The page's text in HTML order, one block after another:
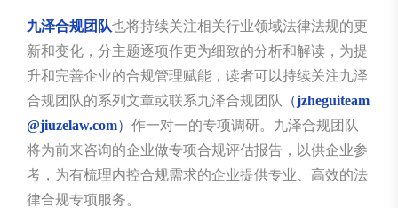
九泽合规团队也将持续关注相关行业领域法律法规的更
新和变化，分主题逐项作更为细致的分析和解读，为提
升和完善企业的合规管理赋能，读者可以持续关注九泽
合规团队的系列文章或联系九泽合规团队
（jzheguiteam
@jiuzelaw.com） 作一对一的专项调研。九泽合规团队
将为前来咨询的企业做专项合规评估报告，以供企业参
考，为有梳理内控合规需求的企业提供专业、高效的法
律合规专项服务。